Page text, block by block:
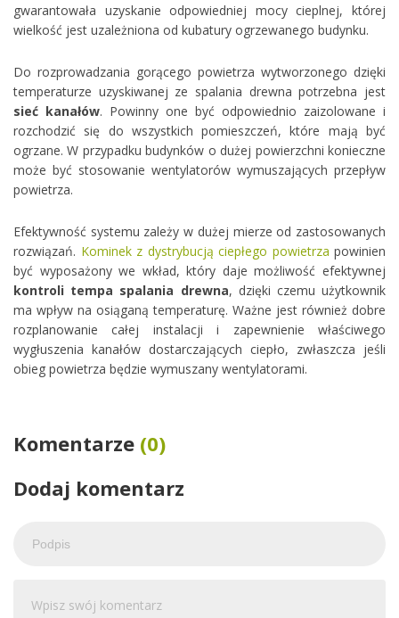
gwarantowała uzyskanie odpowiedniej mocy cieplnej, której
wielkość jest uzależniona od kubatury ogrzewanego budynku.
Do rozprowadzania gorącego powietrza wytworzonego dzięki
temperaturze uzyskiwanej ze spalania drewna potrzebna jest
sieć kanałów. Powinny one być odpowiednio zaizolowane i
rozchodzić się do wszystkich pomieszczeń, które mają być
ogrzane. W przypadku budynków o dużej powierzchni konieczne
może być stosowanie wentylatorów wymuszających przepływ
powietrza.
Efektywność systemu zależy w dużej mierze od zastosowanych
rozwiązań. Kominek z dystrybucją ciepłego powietrza powinien
być wyposażony we wkład, który daje możliwość efektywnej
kontroli tempa spalania drewna, dzięki czemu użytkownik
ma wpływ na osiąganą temperaturę. Ważne jest również dobre
rozplanowanie całej instalacji i zapewnienie właściwego
wygłuszenia kanałów dostarczających ciepło, zwłaszcza jeśli
obieg powietrza będzie wymuszany wentylatorami.
Komentarze (0)
Dodaj komentarz